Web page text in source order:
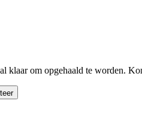
klaar om opgehaald te worden.